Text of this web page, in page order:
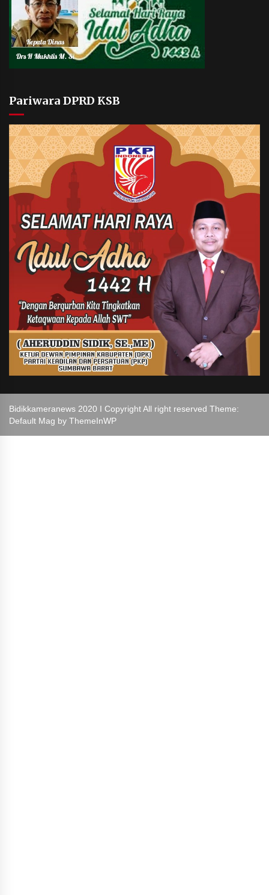
Pariwara DPRD KSB
Bidikkameranews 2020 I Copyright All right reserved Theme:
Default Mag by ThemeInWP